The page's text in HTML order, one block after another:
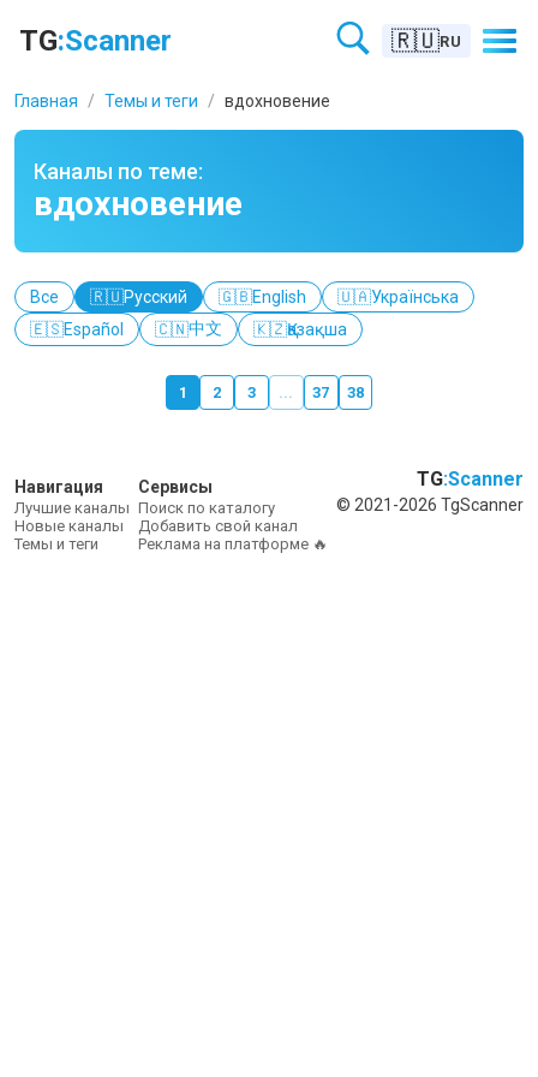
TG:Scanner 🇷🇺RU
Главная / Темы и теги / вдохновение
Каналы по теме:
вдохновение
Все 🇷🇺Русский 🇬🇧English 🇺🇦Українська
🇪🇸Español 🇨🇳中文 🇰🇿Қазақша
1 2 3 ... 37 38
Навигация
Лучшие каналы
Новые каналы
Темы и теги
Сервисы
Поиск по каталогу
Добавить свой канал
Реклама на платформе 🔥
TG:Scanner
© 2021-2026 TgScanner